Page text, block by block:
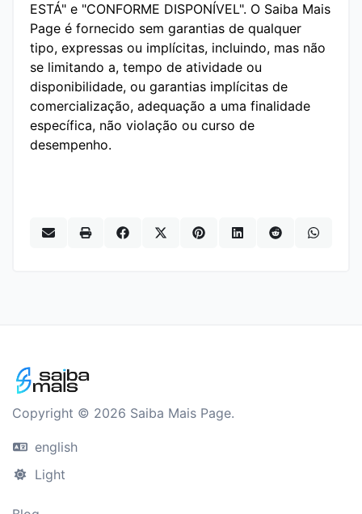
ESTÁ" e "CONFORME DISPONÍVEL". O Saiba Mais
Page é fornecido sem garantias de qualquer
tipo, expressas ou implícitas, incluindo, mas não
se limitando a, tempo de atividade ou
disponibilidade, ou garantias implícitas de
comercialização, adequação a uma finalidade
específica, não violação ou curso de
desempenho.
Copyright © 2026 Saiba Mais Page.
english
Light